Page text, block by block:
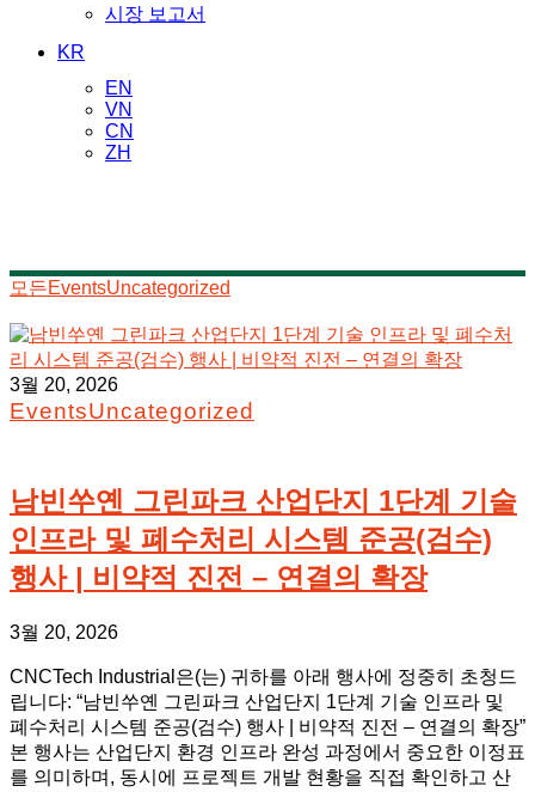
시장 보고서
KR
EN
VN
CN
ZH
모든EventsUncategorized
3월 20, 2026
EventsUncategorized
남빈쑤옌 그린파크 산업단지 1단계 기술
인프라 및 폐수처리 시스템 준공(검수)
행사 | 비약적 진전 – 연결의 확장
3월 20, 2026
CNCTech Industrial은(는) 귀하를 아래 행사에 정중히 초청드
립니다: “남빈쑤옌 그린파크 산업단지 1단계 기술 인프라 및
폐수처리 시스템 준공(검수) 행사 | 비약적 진전 – 연결의 확장”
본 행사는 산업단지 환경 인프라 완성 과정에서 중요한 이정표
를 의미하며, 동시에 프로젝트 개발 현황을 직접 확인하고 산